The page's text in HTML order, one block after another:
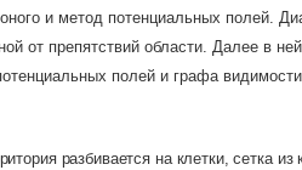
и метод потенциальных полей.
от препятствий области. Далее в
полей и графа
разбивается на клетки, сетка из